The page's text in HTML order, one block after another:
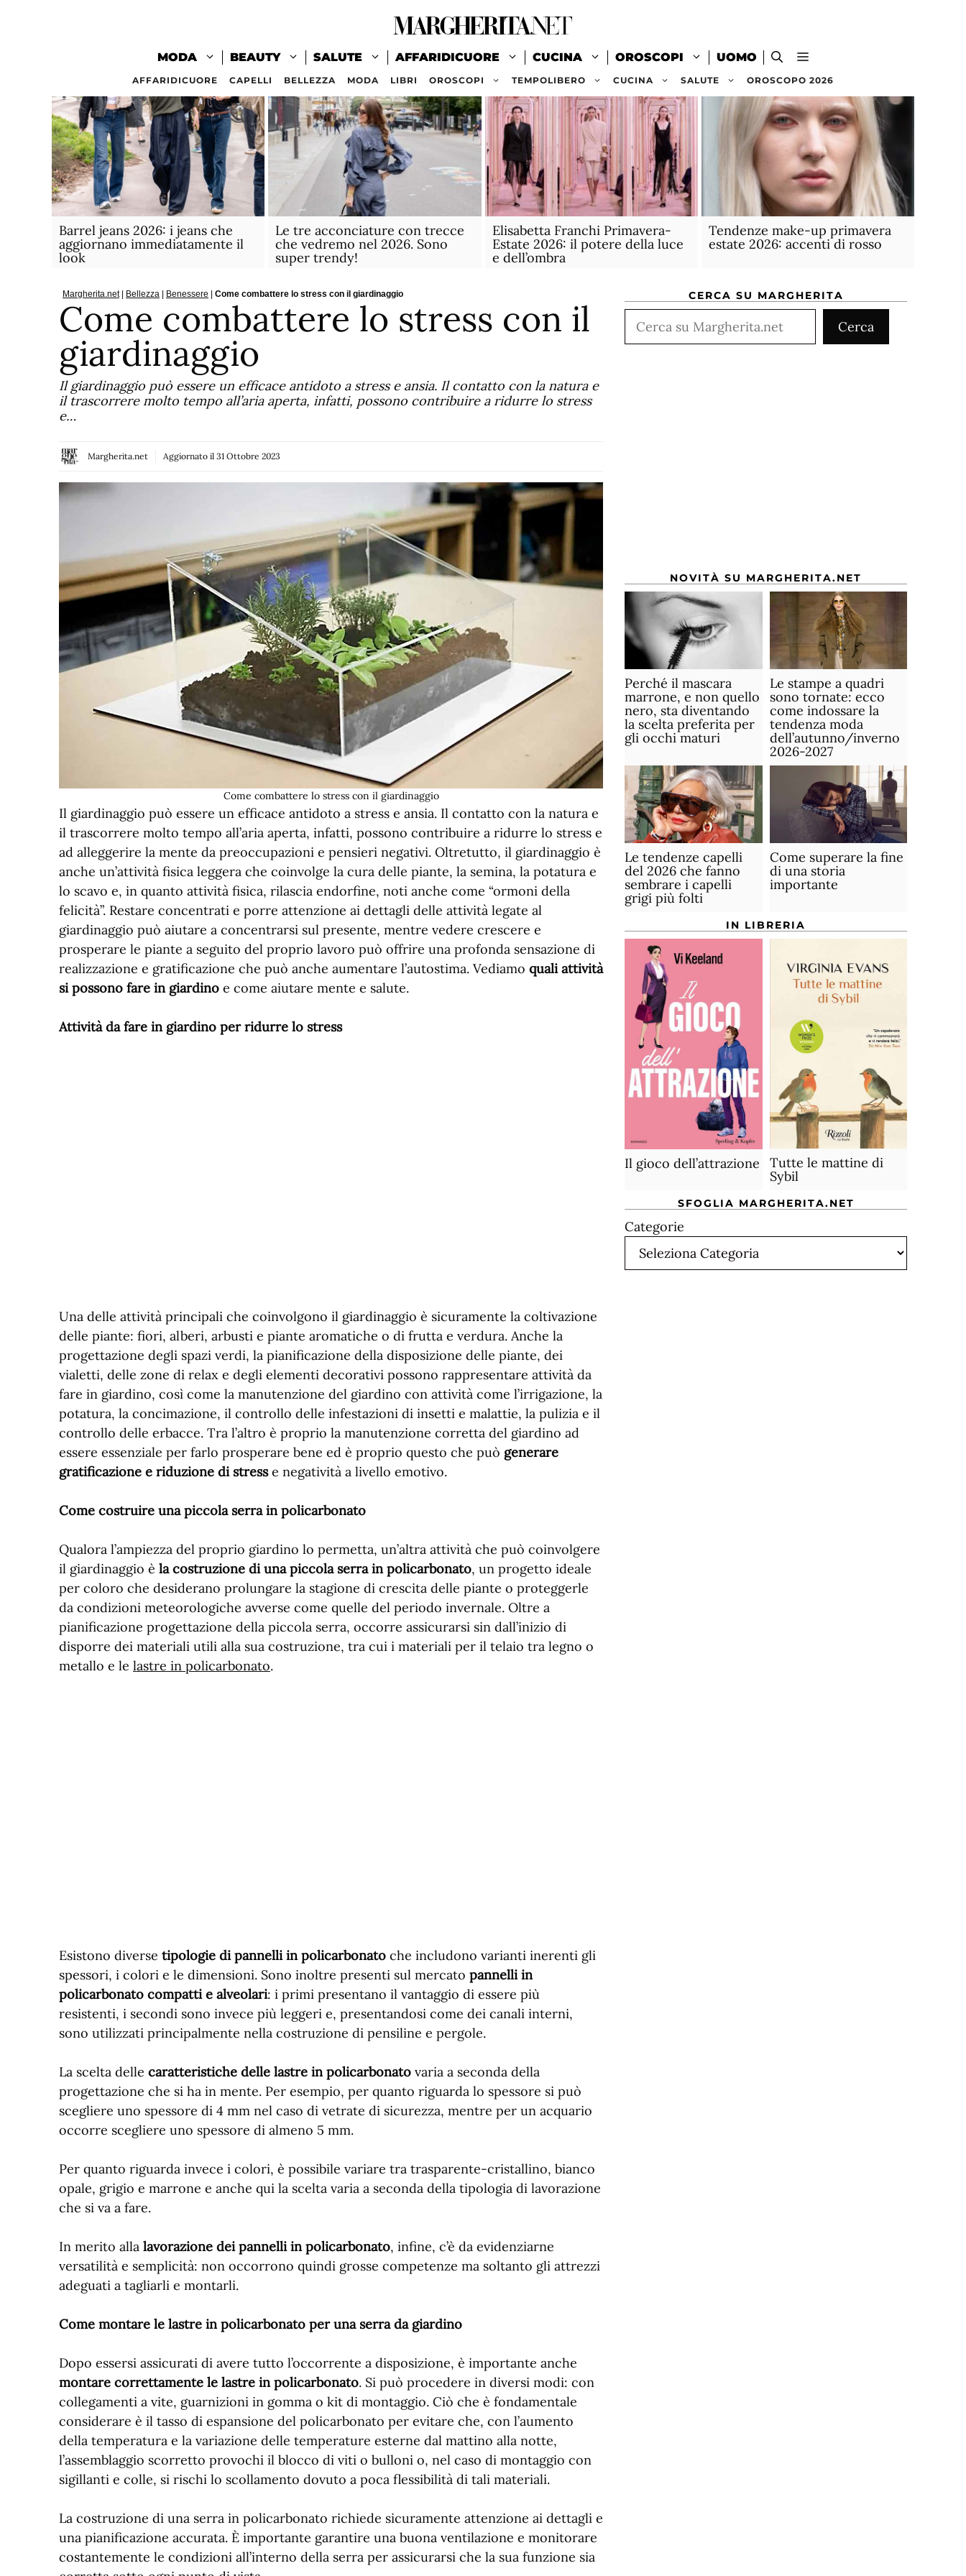
MODA BEAUTY SALUTE AFFARIDICUORE CUCINA OROSCOPI UOMO
AFFARIDICUORE CAPELLI BELLEZZA MODA LIBRI OROSCOPI TEMPOLIBERO CUCINA SALUTE OROSCOPO 2026
Barrel jeans 2026: i jeans che
aggiornano immediatamente il
look
Le tre acconciature con trecce
che vedremo nel 2026. Sono
super trendy!
Elisabetta Franchi Primavera-
Estate 2026: il potere della luce
e dell’ombra
Tendenze make-up primavera
estate 2026: accenti di rosso
Margherita.net| Bellezza | Benessere | Come combattere lo stress con il giardinaggio
Come combattere lo stress con il
giardinaggio
Il giardinaggio può essere un efficace antidoto a stress e ansia. Il contatto con la natura e
il trascorrere molto tempo all’aria aperta, infatti, possono contribuire a ridurre lo stress
e…
Margherita.net Aggiornato il 31 Ottobre 2023
Come combattere lo stress con il giardinaggio
Il giardinaggio può essere un efficace antidoto a stress e ansia. Il contatto con la natura e
il trascorrere molto tempo all’aria aperta, infatti, possono contribuire a ridurre lo stress e
ad alleggerire la mente da preoccupazioni e pensieri negativi. Oltretutto, il giardinaggio è
anche un’attività fisica leggera che coinvolge la cura delle piante, la semina, la potatura e
lo scavo e, in quanto attività fisica, rilascia endorfine, noti anche come “ormoni della
felicità”. Restare concentrati e porre attenzione ai dettagli delle attività legate al
giardinaggio può aiutare a concentrarsi sul presente, mentre vedere crescere e
prosperare le piante a seguito del proprio lavoro può offrire una profonda sensazione di
realizzazione e gratificazione che può anche aumentare l’autostima. Vediamo quali attività
si possono fare in giardino e come aiutare mente e salute.
Attività da fare in giardino per ridurre lo stress
Una delle attività principali che coinvolgono il giardinaggio è sicuramente la coltivazione
delle piante: fiori, alberi, arbusti e piante aromatiche o di frutta e verdura. Anche la
progettazione degli spazi verdi, la pianificazione della disposizione delle piante, dei
vialetti, delle zone di relax e degli elementi decorativi possono rappresentare attività da
fare in giardino, così come la manutenzione del giardino con attività come l’irrigazione, la
potatura, la concimazione, il controllo delle infestazioni di insetti e malattie, la pulizia e il
controllo delle erbacce. Tra l’altro è proprio la manutenzione corretta del giardino ad
essere essenziale per farlo prosperare bene ed è proprio questo che può generare
gratificazione e riduzione di stresse negatività a livello emotivo.
Come costruire una piccola serra in policarbonato
Qualora l’ampiezza del proprio giardino lo permetta, un’altra attività che può coinvolgere
il giardinaggio è la costruzione di una piccola serra in policarbonato, un progetto ideale
per coloro che desiderano prolungare la stagione di crescita delle piante o proteggerle
da condizioni meteorologiche avverse come quelle del periodo invernale. Oltre a
pianificazione progettazione della piccola serra, occorre assicurarsi sin dall’inizio di
disporre dei materiali utili alla sua costruzione, tra cui i materiali per il telaio tra legno o
metallo e le lastre in policarbonato.
Esistono diverse tipologie di pannelli in policarbonato che includono varianti inerenti gli
spessori, i colori e le dimensioni. Sono inoltre presenti sul mercato pannelli in
policarbonato compatti e alveolari: i primi presentano il vantaggio di essere più
resistenti, i secondi sono invece più leggeri e, presentandosi come dei canali interni,
sono utilizzati principalmente nella costruzione di pensiline e pergole.
La scelta delle caratteristiche delle lastre in policarbonato varia a seconda della
progettazione che si ha in mente. Per esempio, per quanto riguarda lo spessore si può
scegliere uno spessore di 4 mm nel caso di vetrate di sicurezza, mentre per un acquario
occorre scegliere uno spessore di almeno 5 mm.
Per quanto riguarda invece i colori, è possibile variare tra trasparente-cristallino, bianco
opale, grigio e marrone e anche qui la scelta varia a seconda della tipologia di lavorazione
che si va a fare.
In merito alla lavorazione dei pannelli in policarbonato, infine, c’è da evidenziarne
versatilità e semplicità: non occorrono quindi grosse competenze ma soltanto gli attrezzi
adeguati a tagliarli e montarli.
Come montare le lastre in policarbonato per una serra da giardino
Dopo essersi assicurati di avere tutto l’occorrente a disposizione, è importante anche
montare correttamente le lastre in policarbonato. Si può procedere in diversi modi: con
collegamenti a vite, guarnizioni in gomma o kit di montaggio. Ciò che è fondamentale
considerare è il tasso di espansione del policarbonato per evitare che, con l’aumento
della temperatura e la variazione delle temperature esterne dal mattino alla notte,
l’assemblaggio scorretto provochi il blocco di viti o bulloni o, nel caso di montaggio con
sigillanti e colle, si rischi lo scollamento dovuto a poca flessibilità di tali materiali.
La costruzione di una serra in policarbonato richiede sicuramente attenzione ai dettagli e
una pianificazione accurata. È importante garantire una buona ventilazione e monitorare
costantemente le condizioni all’interno della serra per assicurarsi che la sua funzione sia
CERCA SU MARGHERITA
Cerca
Cerca
NOVITÀ SU MARGHERITA.NET
Perché il mascara
marrone, e non quello
nero, sta diventando
la scelta preferita per
gli occhi maturi
Le stampe a quadri
sono tornate: ecco
come indossare la
tendenza moda
dell’autunno/inverno
2026-2027
Le tendenze capelli
del 2026 che fanno
sembrare i capelli
grigi più folti
Come superare la fine
di una storia
importante
IN LIBRERIA
Il gioco dell’attrazione
Tutte le mattine di
Sybil
SFOGLIA MARGHERITA.NET
Categorie